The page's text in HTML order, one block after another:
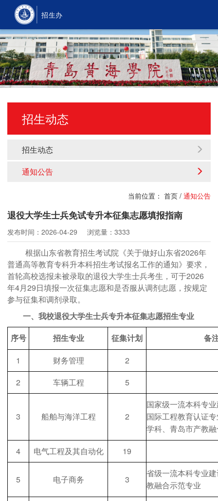
招生办
招生动态
招生动态
通知公告
当前位置： 首页 / 通知公告
退役大学生士兵免试专升本征集志愿填报指南
发布时间：2026-04-29 浏览量：3333
根据山东省教育招生考试院《关于做好山东省2026年
普通高等教育专科升本科招生考试报名工作的通知》要求，
首轮高校选报未被录取的退役大学生士兵考生，可于2026
年4月29日填报一次征集志愿和是否服从调剂志愿，按规定
参与征集和调剂录取。
一、我校退役大学生士兵专升本征集志愿招生专业
序号
招生专业 征集计划 备
1 财务管理
2
2
车辆工程 5
3 船舶与海洋工程 2
国家级一流本科专
国际工程教育认证
学科、青岛市产教
4 电气工程及其自动化 19
5 电子商务 3
省级一流本科专业
教融合示范专业